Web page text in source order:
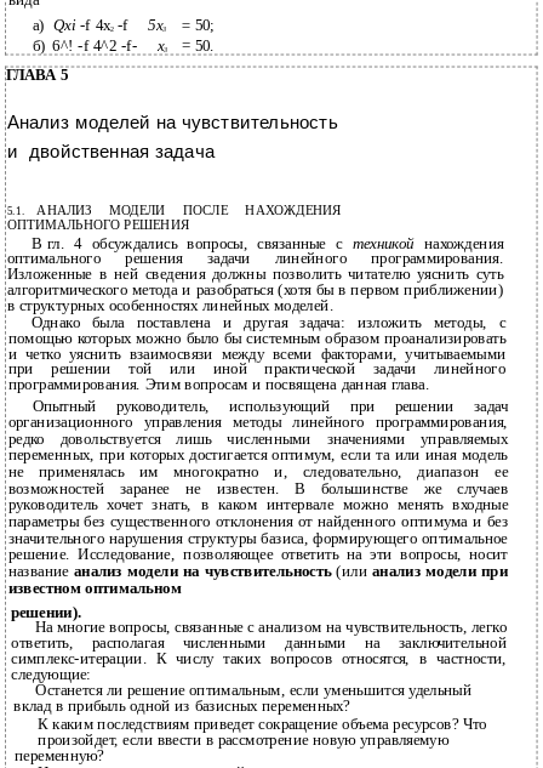
а) Qxi -f 4x2 -f 5x3 = 50;
б) 6^! -f 4^2 -f- х3
= 50.
ГЛАВА 5
Анализ моделей на чувствительность
и двойственная задача
5.1.
АНАЛИЗ МОДЕЛИ ПОСЛЕ НАХОЖДЕНИЯ
ОПТИМАЛЬНОГО РЕШЕНИЯ
В гл. 4 обсуждались вопросы, связанные с техникой нахождения
оптимального решения задачи линейного программирования.
Изложенные в ней сведения должны позволить читателю уяснить суть
алгоритмического метода и разобраться (хотя бы в первом приближении)
в структурных особенностях линейных моделей.
Однако была поставлена и другая задача: изложить методы, с
помощью которых можно было бы системным образом проанализировать
и четко уяснить взаимосвязи между всеми факторами, учитываемыми
при решении той или иной практической задачи линейного
программирования. Этим вопросам и посвящена данная глава.
Опытный руководитель, использующий при решении задач
организационного управления методы линейного программирования,
редко довольствуется лишь численными значениями управляемых
переменных, при которых достигается оптимум, если та или иная модель
не применялась им многократно и, следовательно, диапазон ее
возможностей заранее не известен. В большинстве же случаев
руководитель хочет знать, в каком интервале можно менять входные
параметры без существенного отклонения от найденного оптимума и без
значительного нарушения структуры базиса, формирующего оптимальное
решение. Исследование, позволяющее ответить на эти вопросы, носит
название анализ модели на чувствительность(илианализ модели при
известном оптимальном
решении).
На многие вопросы, связанные с анализом на чувствительность, легко
ответить, располагая численными данными на заключительной
симплекс-итерации. К числу таких вопросов относятся, в частности,
следующие:
Останется ли решение оптимальным, если уменьшится удельный
вклад в прибыль одной из базисных переменных?
К каким последствиям приведет сокращение объема ресурсов? Что
произойдет, если ввести в рассмотрение новую управляемую
переменную?